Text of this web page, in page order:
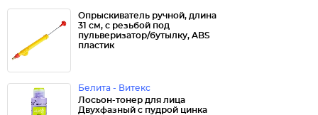
Опрыскиватель ручной, длина
31 см, с резьбой под
пульверизатор/бутылку, ABS
пластик
Белита - Витекс
Лосьон-тонер для лица
Двухфазный с пудрой цинка